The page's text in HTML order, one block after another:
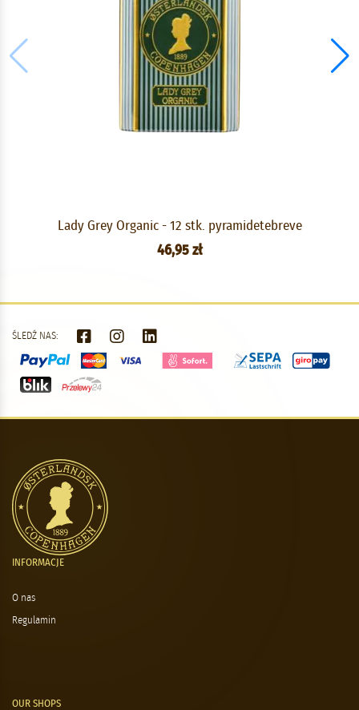
Lady Grey Organic - 12 stk. pyramidetebreve
46,95 zł
ŚLEDŹ NAS:
INFORMACJE
O nas
Regulamin
OUR SHOPS